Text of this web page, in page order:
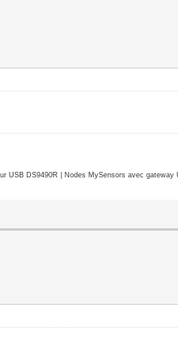
DS9490R | Nodes MySensors avec